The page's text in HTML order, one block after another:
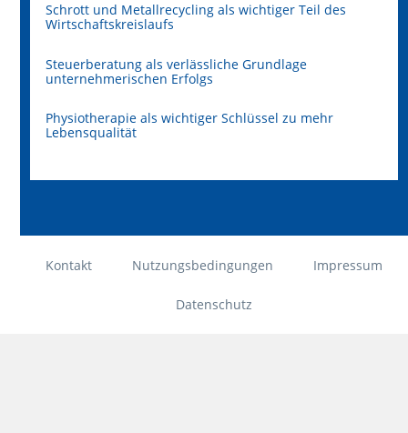
Schrott und Metallrecycling als wichtiger Teil des
Wirtschaftskreislaufs
Steuerberatung als verlässliche Grundlage
unternehmerischen Erfolgs
Physiotherapie als wichtiger Schlüssel zu mehr
Lebensqualität
Kontakt Nutzungsbedingungen Impressum
Datenschutz